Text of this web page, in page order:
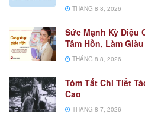
THÁNG 8 8, 2026
Sức Mạnh Kỳ Diệu
Tâm Hồn, Làm
THÁNG 8 8, 2026
Tóm Tắt Chi Tiết
Cao
THÁNG 8 7, 2026